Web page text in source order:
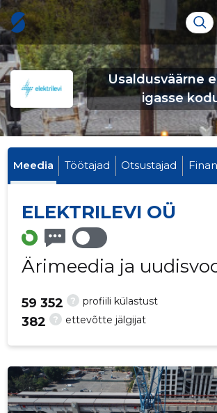
Usaldusväärne
igasse
Meedia Töötajad Otsustajad
ELEKTRILEVI OÜ
Ärimeedia ja
? profiili külastust
59 352
? ettevõtte jälgijat
382